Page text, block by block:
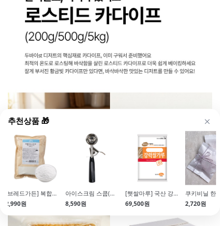
추천상품 🎁
[브레드가든] 복합옥수수전분(300g)
2,990원
아이스크림 스쿱(약 4.5cm)
8,590원
[햇쌀마루] 국산 강력쌀가루(15kg)
69,500원
2,720원